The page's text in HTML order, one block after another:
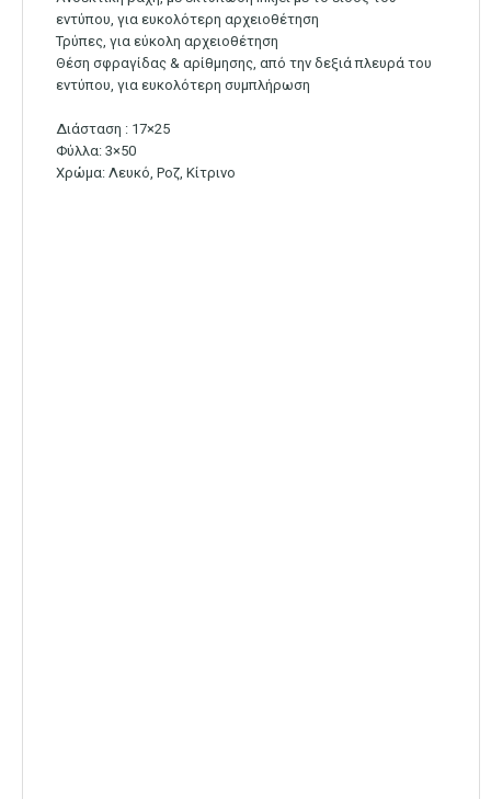
εντύπου, για ευκολότερη αρχειοθέτηση
Τρύπες, για εύκολη αρχειοθέτηση
Θέση σφραγίδας & αρίθμησης, από την δεξιά πλευρά του
εντύπου, για ευκολότερη συμπλήρωση
Διάσταση : 17×25
Φύλλα: 3×50
Χρώμα: Λευκό, Ροζ, Κίτρινο